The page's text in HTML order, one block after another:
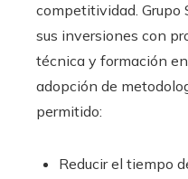
competitividad. Grupo
sus inversiones con
técnica y formación
adopción de
permitido:
Reducir el tiempo